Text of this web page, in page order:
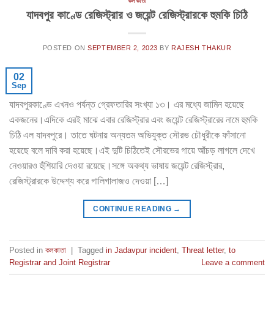
যাদবপুর কাণ্ডে রেজিস্ট্রার ও জয়েন্ট রেজিস্ট্রারকে হুমকি চিঠি
POSTED ONSEPTEMBER 2, 2023 BY RAJESH THAKUR
02
Sep
যাদবপুরকাণ্ডে এখনও পর্যন্ত গ্রেফতারির সংখ্যা ১৩। এর মধ্যে জামিন হয়েছে
একজনের।এদিকে এরই মাঝে এবার রেজিস্ট্রার এবং জয়েন্ট রেজিস্ট্রারের নামে হুমকি
চিঠি এল যাদবপুরে। তাতে ঘটনায় অন্যতম অভিযুক্ত সৌরভ চৌধুরীকে ফাঁসানো
হয়েছে বলে দাবি করা হয়েছে।এই দুটি চিঠিতেই সৌরভের গায়ে আঁচড় লাগলে দেখে
নেওয়ারও হুঁশিয়ারি দেওয়া রয়েছে।সঙ্গে অকথ্য ভাষায় জয়েন্ট রেজিস্ট্রার,
রেজিস্ট্রারকে উদ্দেশ্য করে গালিগালাজও দেওয়া […]
CONTINUE READING →
Posted in কলকাতা Tagged in Jadavpur incident Threat letter, to
Registrar and Joint Registrar
Leave a comment